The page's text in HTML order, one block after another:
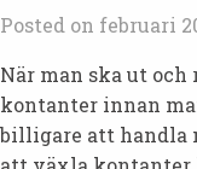
Posted on februari
När man ska ut
kontanter innan
billigare att handla